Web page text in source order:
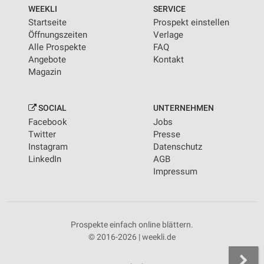
WEEKLI
Startseite
Öffnungszeiten
Alle Prospekte
Angebote
Magazin
SERVICE
Prospekt einstellen
Verlage
FAQ
Kontakt
SOCIAL
Facebook
Twitter
Instagram
LinkedIn
UNTERNEHMEN
Jobs
Presse
Datenschutz
AGB
Impressum
Prospekte einfach online blättern.
© 2016-2026 | weekli.de
von Inhalten
Verwendung von Profilen zur Auswahl
personalisierter Inhalte
Messung der Werbeleistung
Analyse von Zielgruppen durch Statistiken oder
Kombinationen von Daten aus verschiedenen
Quellen
Entwicklung und Verbesserung der Angebote
Verwendung genauer Standortdaten